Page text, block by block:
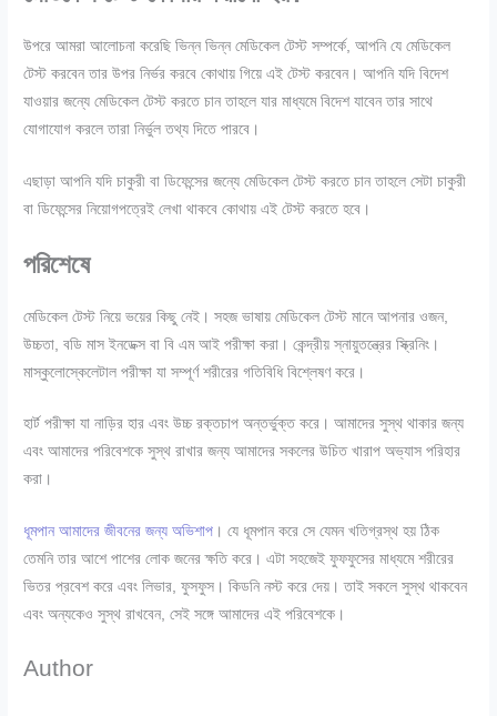
উপরে আমরা আলোচনা করেছি ভিন্ন ভিন্ন মেডিকেল টেস্ট সম্পর্কে, আপনি যে মেডিকেল
টেস্ট করবেন তার উপর নির্ভর করবে কোথায় গিয়ে এই টেস্ট করবেন। আপনি যদি বিদেশ
যাওয়ার জন্যে মেডিকেল টেস্ট করতে চান তাহলে যার মাধ্যমে বিদেশ যাবেন তার সাথে
যোগাযোগ করলে তারা নির্ভুল তথ্য দিতে পারবে।
এছাড়া আপনি যদি চাকুরী বা ডিফেন্সের জন্যে মেডিকেল টেস্ট করতে চান তাহলে সেটা চাকুরী
বা ডিফেন্সের নিয়োগপত্রেই লেখা থাকবে কোথায় এই টেস্ট করতে হবে।
পরিশেষে
মেডিকেল টেস্ট নিয়ে ভয়ের কিছু নেই। সহজ ভাষায় মেডিকেল টেস্ট মানে আপনার ওজন,
উচ্চতা, বডি মাস ইনডেক্স বা বি এম আই পরীক্ষা করা। কেন্দ্রীয় স্নায়ুতন্ত্রের স্ক্রিনিং।
মাস্কুলোস্কেলেটাল পরীক্ষা যা সম্পূর্ণ শরীরের গতিবিধি বিশ্লেষণ করে।
হার্ট পরীক্ষা যা নাড়ির হার এবং উচ্চ রক্তচাপ অন্তর্ভুক্ত করে। আমাদের সুস্থ থাকার জন্য
এবং আমাদের পরিবেশকে সুস্থ রাখার জন্য আমাদের সকলের উচিত খারাপ অভ্যাস পরিহার
করা।
ধূমপান আমাদের জীবনের জন্য অভিশাপ । যে ধূমপান করে সে যেমন খতিগ্রস্থ হয় ঠিক
তেমনি তার আশে পাশের লোক জনের ক্ষতি করে। এটা সহজেই ফুফফুসের মাধ্যমে শরীরের
ভিতর প্রবেশ করে এবং লিভার, ফুসফুস। কিডনি নস্ট করে দেয়। তাই সকলে সুস্থ থাকবেন
এবং অন্যকেও সুস্থ রাখবেন, সেই সঙ্গে আমাদের এই পরিবেশকে।
Author